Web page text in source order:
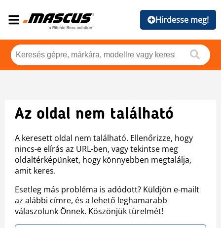
Hirdesse meg!
Az oldal nem található
A keresett oldal nem található. Ellenőrizze, hogy
nincs-e elírás az URL-ben, vagy tekintse meg
oldaltérképünket, hogy könnyebben megtalálja,
amit keres.
Esetleg más probléma is adódott? Küldjön e-mailt
az alábbi címre, és a lehető leghamarabb
válaszolunk Önnek. Köszönjük türelmét!